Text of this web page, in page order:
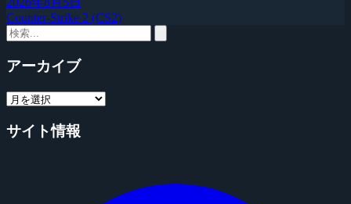
Counter-Strike 2 (CS2)
アーカイブ
サイト情報